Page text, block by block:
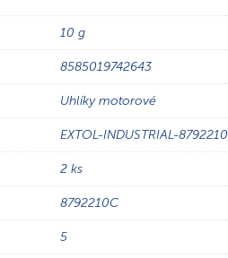
10 g
8585019742643
Uhlíky motorové
EXTOL-INDUSTRIAL-
2 ks
8792210C
5